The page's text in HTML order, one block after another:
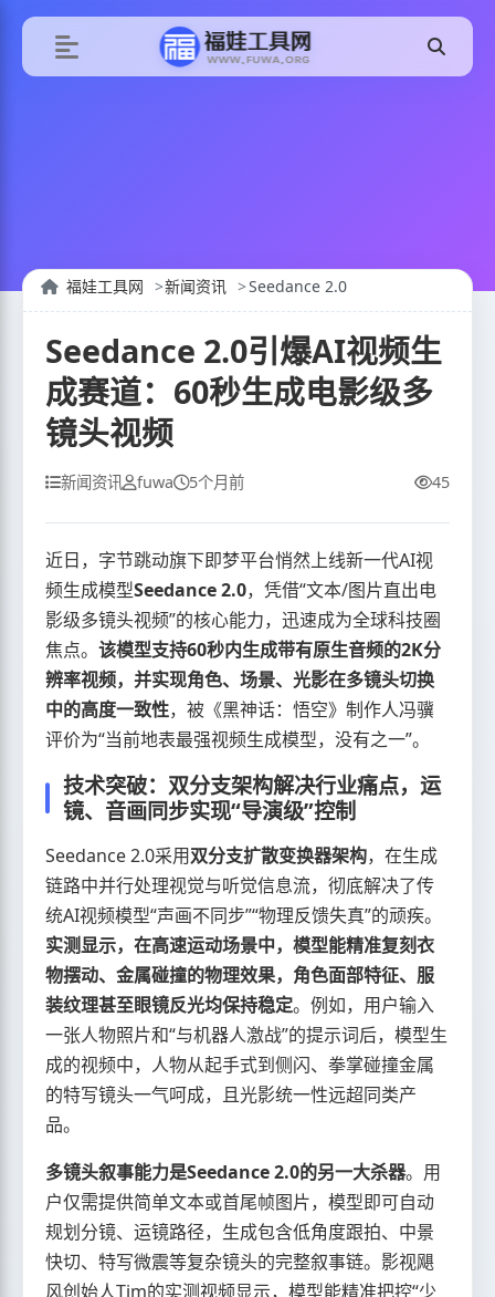
福娃工具网 新闻资讯 Seedance 2.0
Seedance 2.0引爆AI视频生
成赛道：60秒生成电影级多
镜头视频
新闻资讯 fuwa 5个月前 45
近日，字节跳动旗下即梦平台悄然上线新一代AI视
频生成模型Seedance 2.0，凭借“文本/图片直出电
影级多镜头视频”的核心能力，迅速成为全球科技圈
焦点。 该模型支持60秒内生成带有原生音频的2K分
辨率视频，并实现角色、场景、光影在多镜头切换
中的高度一致性，被《黑神话：悟空》制作人冯骥
评价为“当前地表最强视频生成模型，没有之一”。
技术突破：双分支架构解决行业痛点，运
镜、音画同步实现“导演级”控制
Seedance 2.0采用双分支扩散变换器架构，在生成
链路中并行处理视觉与听觉信息流，彻底解决了传
统AI视频模型“声画不同步”“物理反馈失真”的顽疾。
实测显示，在高速运动场景中，模型能精准复刻衣
物摆动、金属碰撞的物理效果，角色面部特征、服
装纹理甚至眼镜反光均保持稳定。例如，用户输入
一张人物照片和“与机器人激战”的提示词后，模型生
成的视频中，人物从起手式到侧闪、拳掌碰撞金属
的特写镜头一气呵成，且光影统一性远超同类产
品。
多镜头叙事能力是Seedance 2.0的另一大杀器。用
户仅需提供简单文本或首尾帧图片，模型即可自动
规划分镜、运镜路径，生成包含低角度跟拍、中景
快切、特写微震等复杂镜头的完整叙事链。影视飓
风创始人Tim的实测视频显示，模型能精准把控“少